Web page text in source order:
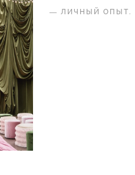
— ЛИЧНЫЙ ОПЫТ.